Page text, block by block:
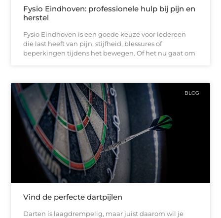
Fysio Eindhoven: professionele hulp bij pijn en
herstel
Fysio Eindhoven is een goede keuze voor iedereen
die last heeft van pijn, stijfheid, blessures of
beperkingen tijdens het bewegen. Of het nu gaat om
BLOG
Vind de perfecte dartpijlen
Darten is laagdrempelig, maar juist daarom wil je